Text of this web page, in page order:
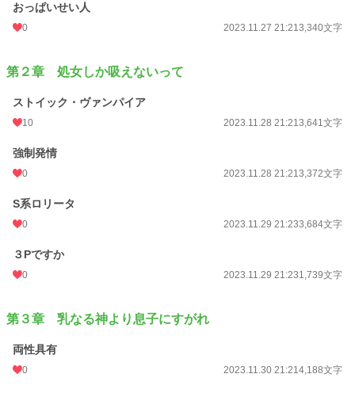
おっぱいせい人
0 2023.11.27 21:213,340文字
第２章 処女しか吸えないって
ストイック・ヴァンパイア
10 2023.11.28 21:213,641文字
強制発情
0 2023.11.28 21:213,372文字
S系ロリータ
0 2023.11.29 21:233,684文字
３Pですか
0 2023.11.29 21:231,739文字
第３章 乳なる神より息子にすがれ
両性具有
0 2023.11.30 21:214,188文字